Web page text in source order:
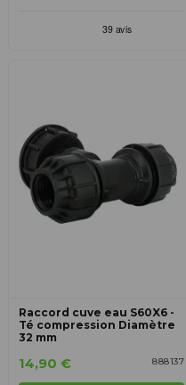
Raccord cuve eau S60X6 -
Té compression Diamètre
32 mm
888137
14,90 €